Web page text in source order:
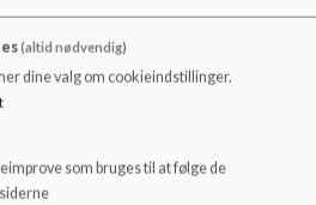
praktik på niveau 3
(altid nødvendig)
dine valg om cookieindstillinger.
som bruges til at følge de